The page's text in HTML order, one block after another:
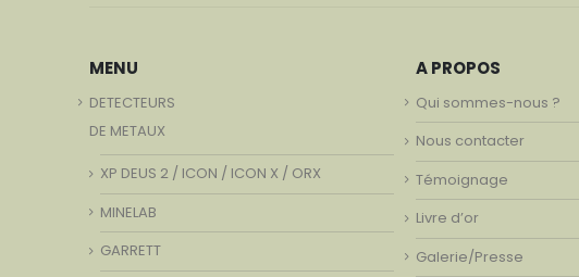
MENU
DETECTEURS
DE METAUX
XP DEUS 2 / ICON / ICON X / ORX
MINELAB
GARRETT
A PROPOS
Qui sommes-nous ?
Nous contacter
Témoignage
Livre d’or
Galerie/Presse